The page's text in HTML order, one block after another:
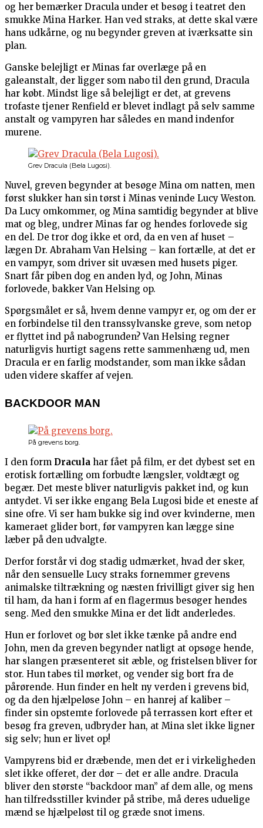
og her bemærker Dracula under et besøg i teatret den
smukke Mina Harker. Han ved straks, at dette skal være
hans udkårne, og nu begynder greven at iværksatte sin
plan.
Ganske belejligt er Minas far overlæge på en
galeanstalt, der ligger som nabo til den grund, Dracula
har købt. Mindst lige så belejligt er det, at grevens
trofaste tjener Renfield er blevet indlagt på selv samme
anstalt og vampyren har således en mand indenfor
murene.
Grev Dracula (Bela Lugosi).
Nuvel, greven begynder at besøge Mina om natten, men
først slukker han sin tørst i Minas veninde Lucy Weston.
Da Lucy omkommer, og Mina samtidig begynder at blive
mat og bleg, undrer Minas far og hendes forlovede sig
en del. De tror dog ikke et ord, da en ven af huset –
lægen Dr. Abraham Van Helsing – kan fortælle, at det er
en vampyr, som driver sit uvæsen med husets piger.
Snart får piben dog en anden lyd, og John, Minas
forlovede, bakker Van Helsing op.
Spørgsmålet er så, hvem denne vampyr er, og om der er
en forbindelse til den transsylvanske greve, som netop
er flyttet ind på nabogrunden? Van Helsing regner
naturligvis hurtigt sagens rette sammenhæng ud, men
Dracula er en farlig modstander, som man ikke sådan
uden videre skaffer af vejen.
BACKDOOR MAN
På grevens borg.
I den form Dracula har fået på film, er det dybest set en
erotisk fortælling om forbudte længsler, voldtægt og
begær. Det meste bliver naturligvis pakket ind, og kun
antydet. Vi ser ikke engang Bela Lugosi bide et eneste af
sine ofre. Vi ser ham bukke sig ind over kvinderne, men
kameraet glider bort, før vampyren kan lægge sine
læber på den udvalgte.
Derfor forstår vi dog stadig udmærket, hvad der sker,
når den sensuelle Lucy straks fornemmer grevens
animalske tiltrækning og næsten frivilligt giver sig hen
til ham, da han i form af en flagermus besøger hendes
seng. Med den smukke Mina er det lidt anderledes.
Hun er forlovet og bør slet ikke tænke på andre end
John, men da greven begynder natligt at opsøge hende,
har slangen præsenteret sit æble, og fristelsen bliver for
stor. Hun tabes til mørket, og vender sig bort fra de
pårørende. Hun finder en helt ny verden i grevens bid,
og da den hjælpeløse John – en hanrej af kaliber –
finder sin opstemte forlovede på terrassen kort efter et
besøg fra greven, udbryder han, at Mina slet ikke ligner
sig selv; hun er livet op!
Vampyrens bid er dræbende, men det er i virkeligheden
slet ikke offeret, der dør – det er alle andre. Dracula
bliver den største “backdoor man” af dem alle, og mens
han tilfredsstiller kvinder på stribe, må deres uduelige
mænd se hjælpeløst til og græde snot imens.